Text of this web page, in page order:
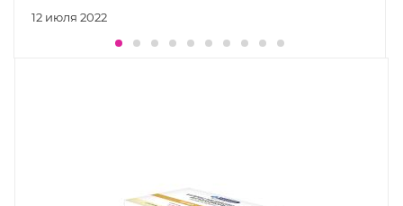
12 июля 2022